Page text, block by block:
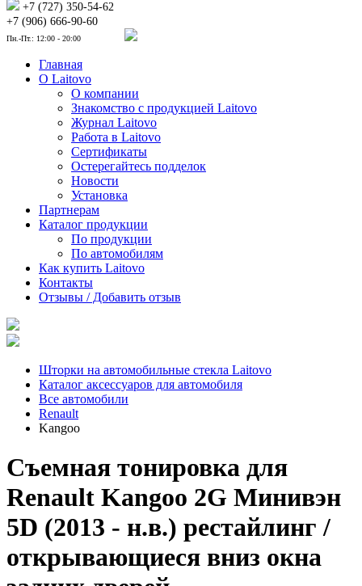
+7 (727) 350-54-62
+7 (906) 666-90-60
Пн.-Пт.: 12:00 - 20:00
Главная
О Laitovo
О компании
Знакомство с продукцией Laitovo
Журнал Laitovo
Работа в Laitovo
Сертификаты
Остерегайтесь подделок
Новости
Установка
Партнерам
Каталог продукции
По продукции
По автомобилям
Как купить Laitovo
Контакты
Отзывы / Добавить отзыв
Шторки на автомобильные стекла Laitovo
Каталог аксессуаров для автомобиля
Все автомобили
Renault
Kangoo
Съемная тонировка для
Renault Kangoo 2G Минивэн
5D (2013 - н.в.) рестайлинг /
открывающиеся вниз окна